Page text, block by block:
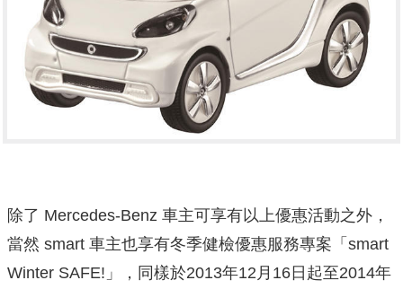
除了 Mercedes-Benz 車主可享有以上優惠活動之外，
當然 smart 車主也享有冬季健檢優惠服務專案「smart
Winter SAFE!」，同樣於2013年12月16日起至2014年